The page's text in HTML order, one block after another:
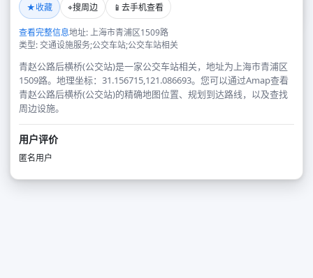
★收藏 ⌖搜周边 📱 去手机查看
查看完整信息地址: 上海市青浦区1509路
类型: 交通设施服务;公交车站;公交车站相关
青赵公路后横桥(公交站)是一家公交车站相关，地址为上海市青浦区
1509路。地理坐标：31.156715,121.086693。您可以通过Amap查看
青赵公路后横桥(公交站)的精确地图位置、规划到达路线，以及查找
周边设施。
用户评价
匿名用户